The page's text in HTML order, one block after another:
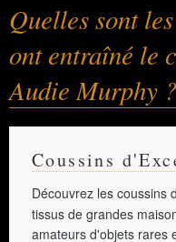
Quelles sont
ont entraîné le
Audie Murphy ?
Coussins
Découvrez les coussins
tissus de grandes
amateurs d'objets rares